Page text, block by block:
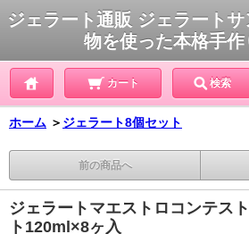
ジェラート通販 ジェラート
物を使った本格手作
カート 検索
ホーム ＞ ジェラート8個セット
前の商品へ
ジェラートマエストロコンテス
ト120ml×8ヶ入